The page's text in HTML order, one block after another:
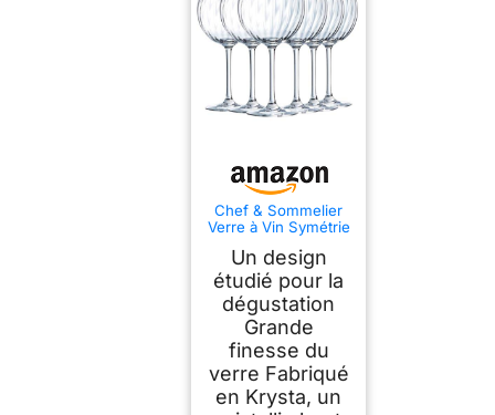
Chef & Sommelier
Verre à Vin Symétrie
Un design
étudié pour la
dégustation
Grande
finesse du
verre Fabriqué
en Krysta, un